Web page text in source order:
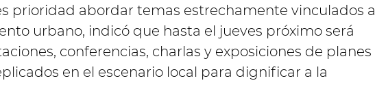
prioridad abordar temas estrechamente vinculados a
urbano, indicó que hasta el jueves próximo será
conferencias, charlas y exposiciones de planes
en el escenario local para dignificar a la